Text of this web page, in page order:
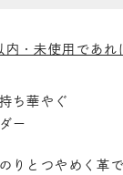
△
内・未使用であれ
ち華やぐ
ー
りとつやめく革